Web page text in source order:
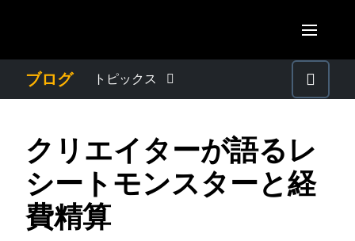
AMERICAS
Canada (English)
Canada (Français)
United Kingdom (English)
France (Français)
ASIA PACIFIC
ブログ トピックス
プレスリリース
電子帳簿保存法・インボイス制度
クリエイターが語るレ
シートモンスターと経
費精算